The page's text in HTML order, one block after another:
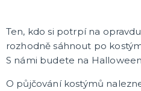
Svíčky a dekorace
Frkačky
Párty čepičky a čelenky
Šerpy
Pozvánky
Bublifuky
Lightsticky
Nažehlovačky
Fotokoutek - rekvizity
DALŠÍ KATEGORIE
SVATBA A
Rozlučka se svobodou
Ten, kdo si potrpí na
rozhodně sáhnout po
S námi budete na
O půjčování kostýmů